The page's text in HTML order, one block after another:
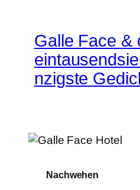
Galle Face &
nzigste
Nachwehen